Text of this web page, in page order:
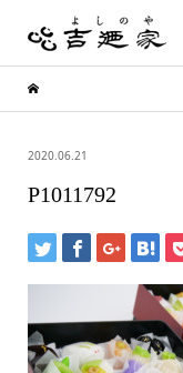
2020.06.21
P1011792